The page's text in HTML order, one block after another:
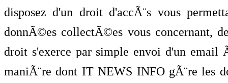
disposez d'un droit d'accÃ¨s vous
donnÃ©es collectÃ©es vous concernant,
droit s'exerce par simple envoi d'un
maniÃ¨re dont IT NEWS INFO gÃ¨re les